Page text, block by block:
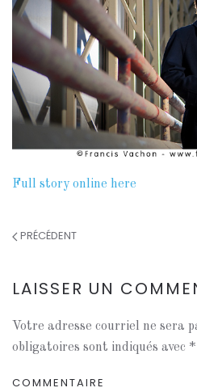
Full story online here
PRÉCÉDENT
LAISSER UN
Votre adresse courriel ne sera
obligatoires sont indiqués avec *
COMMENTAIRE